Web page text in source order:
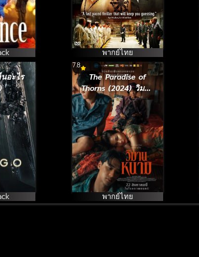
พากย์ไทย
อะไร
7.8
The Paradise of
Thorns (2024) วิมาน
หนาม
พากย์ไทย